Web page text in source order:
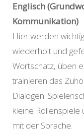
Englisch
Kommunikation)
Hier werden
wiederholt und
Wortschatz, üben
trainieren das
Dialogen.
kleine
mit der Sprache.